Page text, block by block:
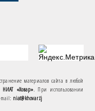
материалов сайта в любой
НИАТ «Ховар». При использовании
mail: niat@khovar.tj